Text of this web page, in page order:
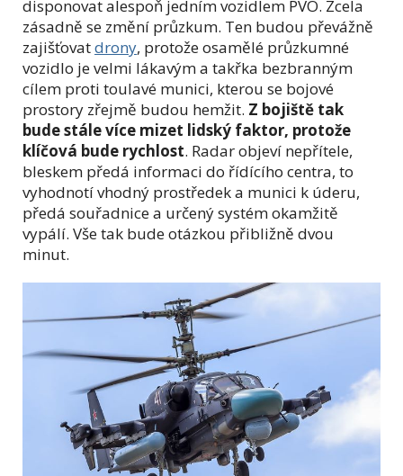
disponovat alespoň jedním vozidlem PVO. Zcela
zásadně se změní průzkum. Ten budou převážně
zajišťovatdrony, protože osamělé průzkumné
vozidlo je velmi lákavým a takřka bezbranným
cílem proti toulavé munici, kterou se bojové
prostory zřejmě budou hemžit. Z bojiště tak
bude stále více mizet lidský faktor, protože
klíčová bude rychlost. Radar objeví nepřítele,
bleskem předá informaci do řídícího centra, to
vyhodnotí vhodný prostředek a munici k úderu,
předá souřadnice a určený systém okamžitě
vypálí. Vše tak bude otázkou přibližně dvou
minut.